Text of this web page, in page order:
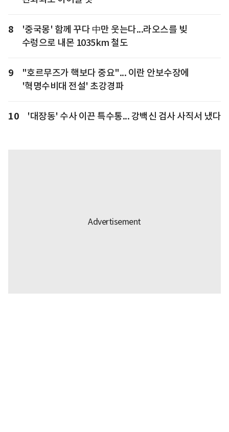
8
'중국몽' 함께 꾸다 中만 웃는다...라오스를 빚
수렁으로 내몬 1035km 철도
9
"호르무즈가 핵보다 중요"... 이란 안보수장에
'혁명수비대 전설' 초강경파
10 '대장동' 수사 이끈 특수통... 강백신 검사 사직서 냈다